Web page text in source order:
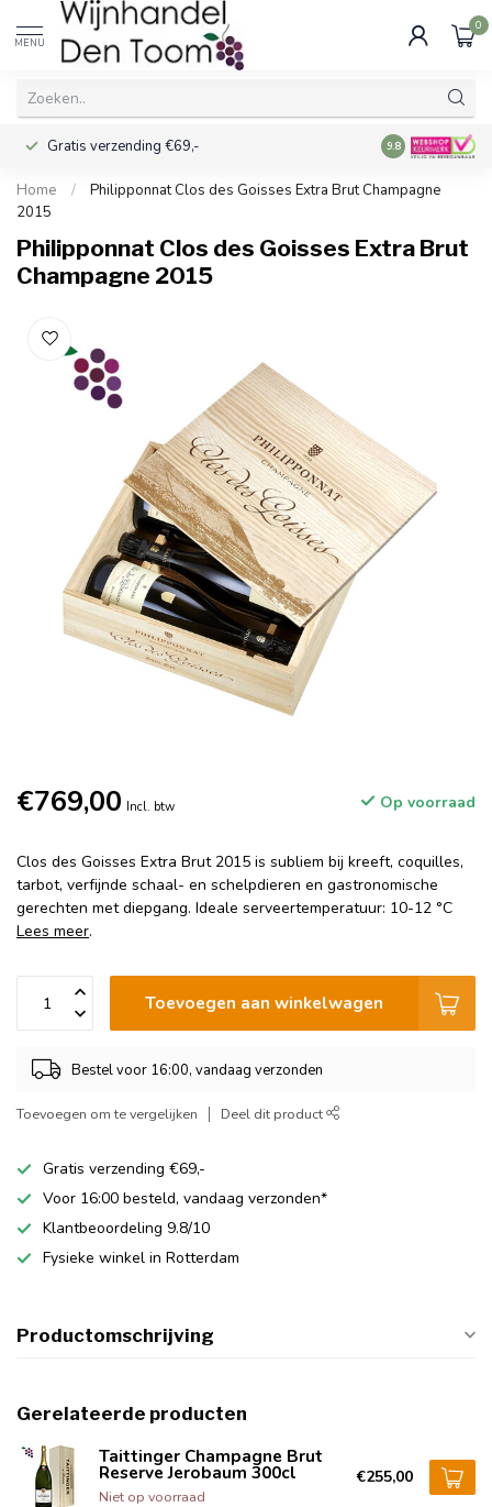
MENU
0
Gratis verzending €69,- Voor 16:00
9.8
Home /
Philipponnat Clos des Goisses Extra Brut Champagne
2015
Philipponnat Clos des Goisses Extra Brut
Champagne 2015
€769,00 Incl. btw Op voorraad
Clos des Goisses Extra Brut 2015 is subliem bij kreeft, coquilles,
tarbot, verfijnde schaal- en schelpdieren en gastronomische
gerechten met diepgang. Ideale serveertemperatuur: 10-12 °C
Lees meer.
Toevoegen aan winkelwagen
Bestel voor 16:00, vandaag verzonden
Toevoegen om te vergelijken Deel dit product
Gratis verzending €69,-
Voor 16:00 besteld, vandaag verzonden*
Klantbeoordeling 9.8/10
Fysieke winkel in Rotterdam
Productomschrijving
Gerelateerde producten
Taittinger Champagne Brut
Reserve Jerobaum 300cl
Niet op voorraad
€255,00